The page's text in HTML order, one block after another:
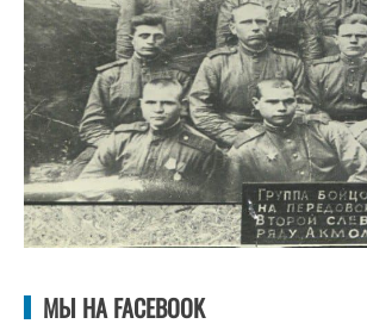
МЫ НА FACEBOOK